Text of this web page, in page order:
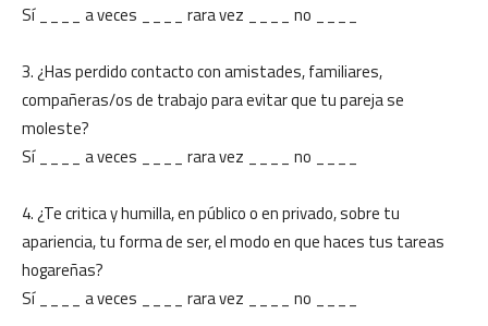
Sí ____ a veces ____ rara vez ____ no ____
3. ¿Has perdido contacto con amistades, familiares,
compañeras/os de trabajo para evitar que tu pareja se
moleste?
Sí ____ a veces ____ rara vez ____ no ____
4. ¿Te critica y humilla, en público o en privado, sobre tu
apariencia, tu forma de ser, el modo en que haces tus tareas
hogareñas?
Sí ____ a veces ____ rara vez ____ no ____